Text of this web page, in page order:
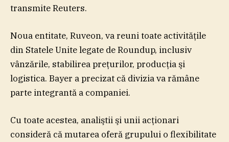
transmite Reuters.
Noua entitate, Ruveon, va reuni toate activităţile
din Statele Unite legate de Roundup, inclusiv
vânzările, stabilirea preţurilor, producţia şi
logistica. Bayer a precizat că divizia va rămâne
parte integrantă a companiei.
Cu toate acestea, analiştii şi unii acţionari
consideră că mutarea oferă grupului o flexibilitate